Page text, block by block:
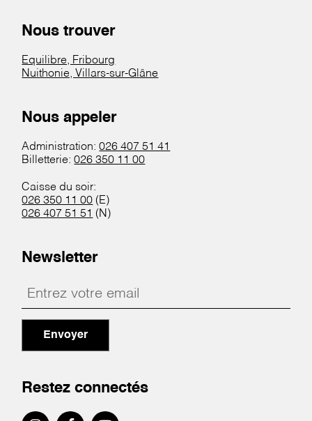
Nous trouver
Equilibre, Fribourg
Nuithonie, Villars-sur-Glâne
Nous appeler
Administration:026 407 51 41
Billetterie:026 350 11 00
Caisse du soir:
026 350 11 00 (E)
026 407 51 51 (N)
Newsletter
Envoyer
Restez connectés